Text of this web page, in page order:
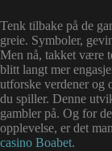
Tenk tilbake på de
greie. Symboler,
Men nå, takket være
blitt langt mer
utforske verdener og
du spiller. Denne
gambler på. Og for
opplevelse, er det
casino Boabet.